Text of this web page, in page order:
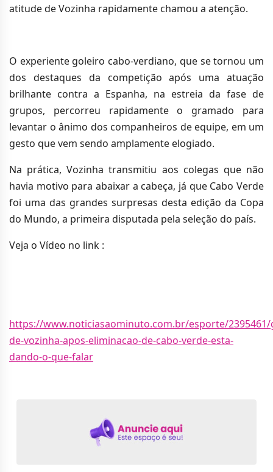
atitude de Vozinha rapidamente chamou a atenção.
O experiente goleiro cabo-verdiano, que se tornou um
dos destaques da competição após uma atuação
brilhante contra a Espanha, na estreia da fase de
grupos, percorreu rapidamente o gramado para
levantar o ânimo dos companheiros de equipe, em um
gesto que vem sendo amplamente elogiado.
Na prática, Vozinha transmitiu aos colegas que não
havia motivo para abaixar a cabeça, já que Cabo Verde
foi uma das grandes surpresas desta edição da Copa
do Mundo, a primeira disputada pela seleção do país.
Veja o Vídeo no link :
https://www.noticiasaominuto.com.br/esporte/2395461/
de-vozinha-apos-eliminacao-de-cabo-verde-esta-
dando-o-que-falar